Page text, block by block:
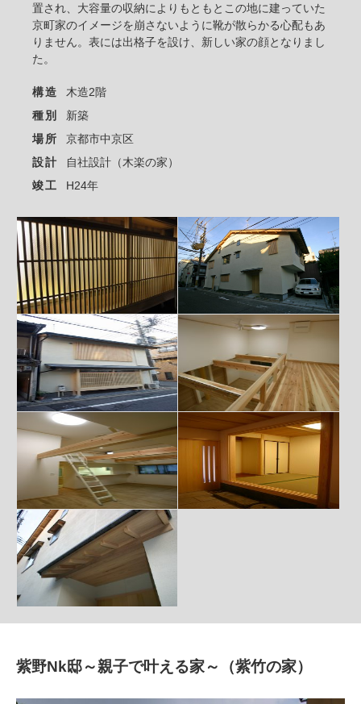
置され、大容量の収納によりもともとこの地に建っていた
京町家のイメージを崩さないように靴が散らかる心配もあ
りません。表には出格子を設け、新しい家の顔となりまし
た。
構造
木造2階
種別
新築
場所
京都市中京区
設計
自社設計（木楽の家）
竣工
H24年
紫野Nk邸～親子で叶える家～（紫竹の家）